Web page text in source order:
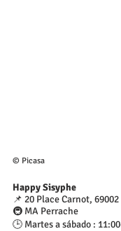
© Picasa
Happy Sisyphe
📌 20 Place Carnot,
🚇 MA Perrache
🕒 Martes a sábado :